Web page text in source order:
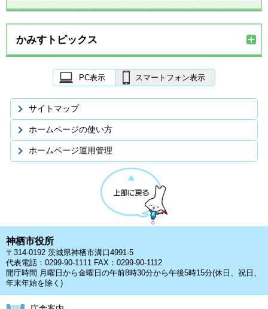
かみすトピックス
PC表示 スマートフォン表示
サイトマップ
ホームページの使い方
ホームページ運用管理
神栖市役所
〒314-0192 茨城県神栖市溝口4991-5
代表電話：0299-90-1111 FAX：0299-90-1112
開庁時間 月曜日から金曜日の午前8時30分から午後5時15分(休日、祝日、
年末年始を除く)